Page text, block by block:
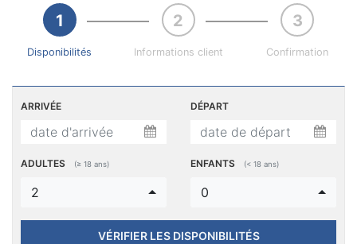
Disponibilités Informations client Confirmation
ARRIVÉE DÉPART
ADULTES (≥ 18 ans)
2
ENFANTS (< 18 ans)
0
VÉRIFIER LES DISPONIBILITÉS